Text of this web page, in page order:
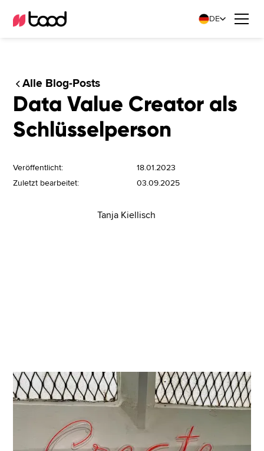
DE
Alle Blog-Posts
Data Value Creator als
Schlüsselperson
Veröffentlicht:
18.01.2023
Zuletzt bearbeitet:
03.09.2025
Tanja Kiellisch